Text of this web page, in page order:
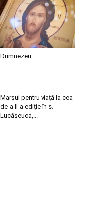
Dumnezeu…
Marșul pentru viață la cea
de-a II-a ediție în s.
Lucășeuca,...